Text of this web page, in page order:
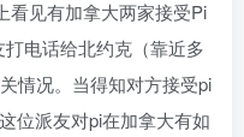
看见有加拿大两家接受Pi
电话给北约克（靠近多
情况。当得知对方接受pi
位派友对pi在加拿大有如